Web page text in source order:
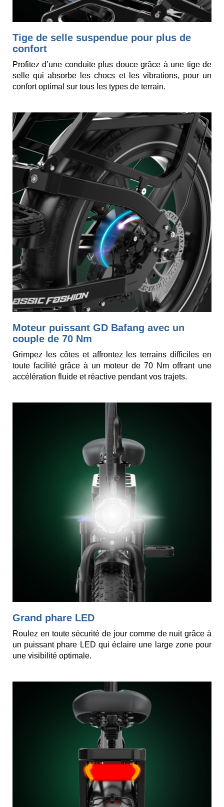
Tige de selle suspendue pour plus de
confort
Profitez d’une conduite plus douce grâce à une tige de
selle qui absorbe les chocs et les vibrations, pour un
confort optimal sur tous les types de terrain.
Moteur puissant GD Bafang avec un
couple de 70 Nm
Grimpez les côtes et affrontez les terrains difficiles en
toute facilité grâce à un moteur de 70 Nm offrant une
accélération fluide et réactive pendant vos trajets.
Grand phare LED
Roulez en toute sécurité de jour comme de nuit grâce à
un puissant phare LED qui éclaire une large zone pour
une visibilité optimale.